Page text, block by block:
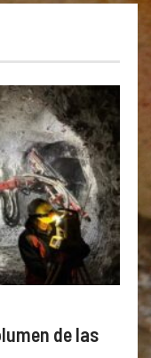
de las